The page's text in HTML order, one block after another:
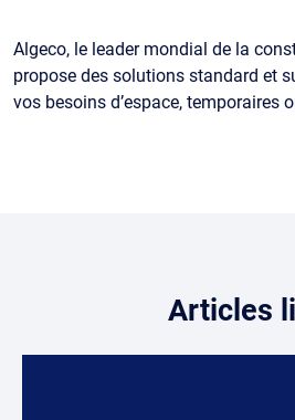
Algeco, le leader mondial de la
propose des solutions standard et
vos besoins d’espace, temporaires
Articles